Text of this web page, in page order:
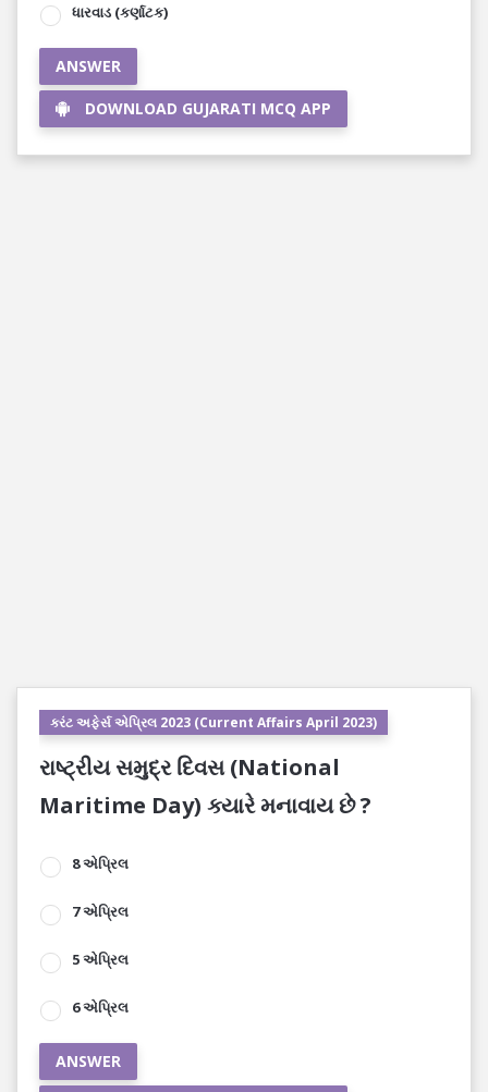
ધારવાડ (કર્ણાટક)
ANSWER
DOWNLOAD GUJARATI MCQ APP
કરંટ અફેર્સ એપ્રિલ 2023 (Current Affairs April 2023)
રાષ્ટ્રીય સમુદ્ર દિવસ (National
Maritime Day) ક્યારે મનાવાય છે ?
8 એપ્રિલ
7 એપ્રિલ
5 એપ્રિલ
6 એપ્રિલ
ANSWER